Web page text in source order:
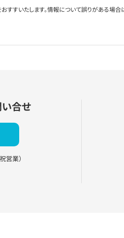
すすいたします。情報について誤りがある場
合せ
営業）